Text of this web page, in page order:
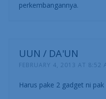
perkembangannya.
UUN / DA'UN
FEBRUARY 4, 2013 AT 8:52
Harus pake 2 gadget ni